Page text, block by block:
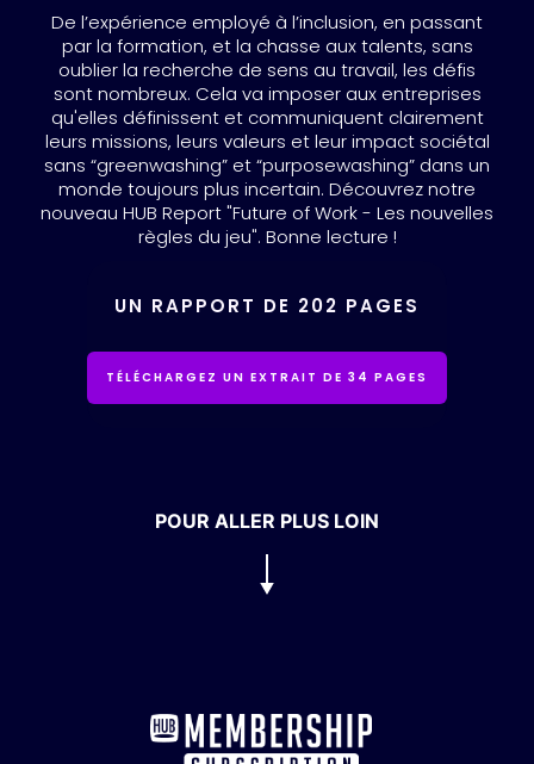
De l’expérience employé à l’inclusion, en passant
par la formation, et la chasse aux talents, sans
oublier la recherche de sens au travail, les défis
sont nombreux. Cela va imposer aux entreprises
qu'elles définissent et communiquent clairement
leurs missions, leurs valeurs et leur impact sociétal
sans “greenwashing” et “purposewashing” dans un
monde toujours plus incertain. Découvrez notre
nouveau HUB Report "Future of Work - Les nouvelles
règles du jeu". Bonne lecture !
UN RAPPORT DE 202 PAGES
TÉLÉCHARGEZ UN EXTRAIT DE 34 PAGES
POUR ALLER PLUS LOIN